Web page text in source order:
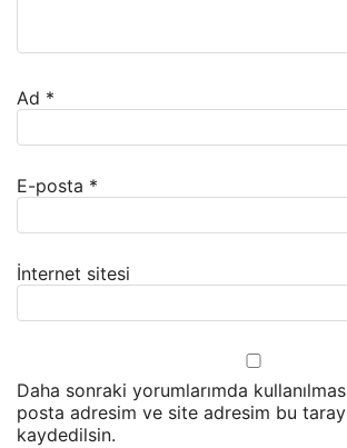
Ad *
E-posta *
İnternet sitesi
Daha sonraki yorumlarımda
posta adresim ve site adresim bu
kaydedilsin.